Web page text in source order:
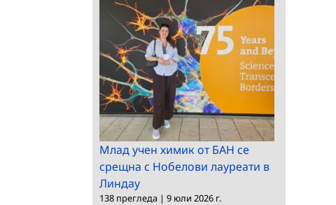
Млад учен химик от БАН се
срещна с Нобелови лауреати в
Линдау
138 прегледа | 9 юли 2026 г.